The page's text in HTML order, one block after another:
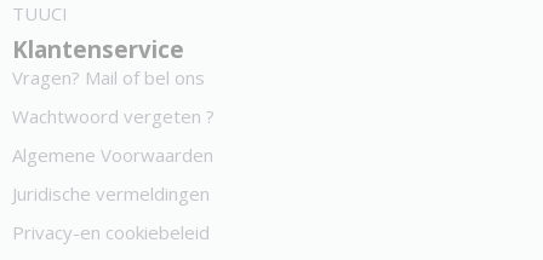
TUUCI
Klantenservice
Vragen? Mail of bel ons
Wachtwoord vergeten ?
Algemene Voorwaarden
Juridische vermeldingen
Privacy-en cookiebeleid